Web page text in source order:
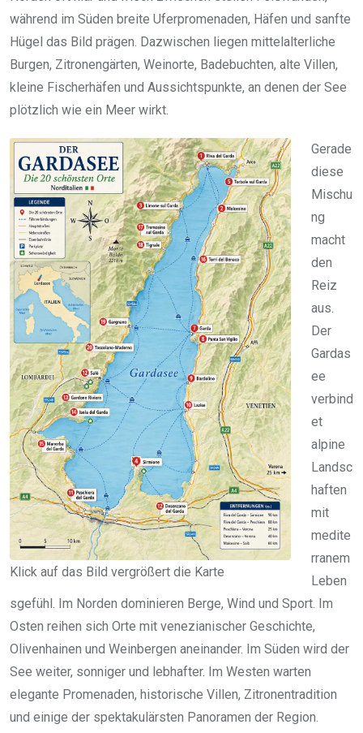
während im Süden breite Uferpromenaden, Häfen und sanfte
Hügel das Bild prägen. Dazwischen liegen mittelalterliche
Burgen, Zitronengärten, Weinorte, Badebuchten, alte Villen,
kleine Fischerhäfen und Aussichtspunkte, an denen der See
plötzlich wie ein Meer wirkt.
Klick auf das Bild vergrößert die Karte
Gerade
diese
Mischu
ng
macht
den
Reiz
aus.
Der
Gardas
ee
verbind
et
alpine
Landsc
haften
mit
medite
rranem
Leben
sgefühl. Im Norden dominieren Berge, Wind und Sport. Im
Osten reihen sich Orte mit venezianischer Geschichte,
Olivenhainen und Weinbergen aneinander. Im Süden wird der
See weiter, sonniger und lebhafter. Im Westen warten
elegante Promenaden, historische Villen, Zitronentradition
und einige der spektakulärsten Panoramen der Region.